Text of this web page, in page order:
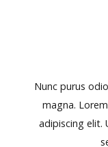
Nunc purus
magna.
adipiscing elit.